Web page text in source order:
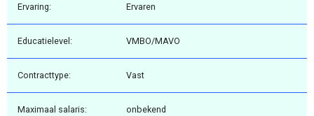
Ervaring: Ervaren
Educatielevel: VMBO/MAVO
Contracttype: Vast
Maximaal salaris: onbekend